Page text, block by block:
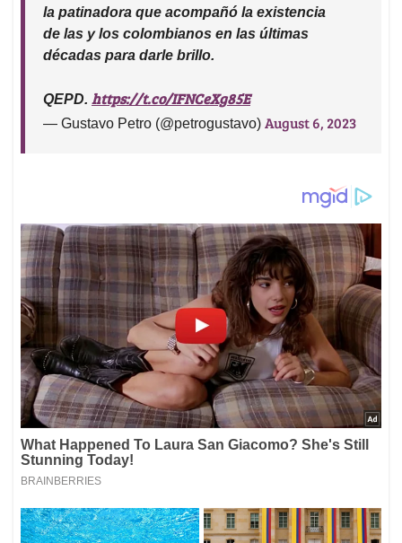
la patinadora que acompañó la existencia
de las y los colombianos en las últimas
décadas para darle brillo.
QEPD. https://t.co/IFNCeXg85E
— Gustavo Petro (@petrogustavo) August 6, 2023